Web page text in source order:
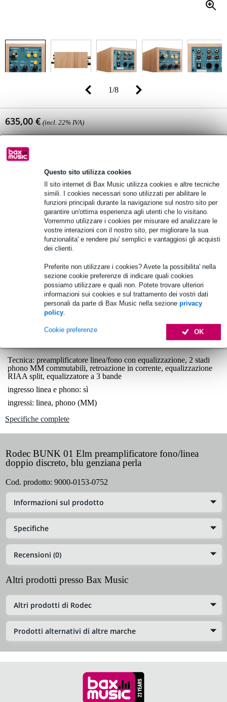
Questo sito utilizza cookies
Il sito internet di Bax Music utilizza cookies e altre tecniche
simili. I cookies necessari sono utilizzati per abilitare le
funzioni principali durante la navigazione sul nostro sito per
garantire un'ottima esperienza agli utenti che lo visitano.
Vorremmo utilizzare i cookies per misurare ed analizzare le
vostre interazioni con il nostro sito, per migliorare la sua
funzionalita' e rendere piu' semplici e vantaggiosi gli acquisti
dei clienti.
Preferite non utilizzare i cookies? Avete la possibilita' nella
sezione cookie preferenze di indicare quali cookies
possiamo utilizzare e quali non. Potete trovare ulteriori
informazioni sui cookies e sul trattamento dei vostri dati
personali da parte di Bax Music nella sezione privacy
policy.
OK
Cookie preferenze
1/8
635,00 € (incl. 22% IVA)
Disponibilità online
Pezzo ancora in stock presso il fornitore
Aggiungi al carrello
Ordine prima di 16:00 = in circa 11 giorni lavorativi a domicilio
Oltre 48.000 articoli disponibili
Scegli adesso i 2 anni di garanzia aggiuntiva e molti altri
vantaggi!
31,75 € di premio
Tecnica: preamplificatore linea/fono con equalizzazione, 2 stadi
phono MM commutabili, retroazione in corrente, equalizzazione
RIAA split, equalizzatore a 3 bande
ingresso linea e phono: sì
ingressi: linea, phono (MM)
Specifiche complete
Rodec BUNK 01 Elm preamplificatore fono/linea
doppio discreto, blu genziana perla
Cod. prodotto: 9000-0153-0752
Informazioni sul prodotto
Specifiche
Recensioni (0)
Altri prodotti presso Bax Music
Altri prodotti di Rodec
Prodotti alternativi di altre marche